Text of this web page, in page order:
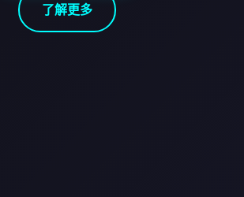
了解更多